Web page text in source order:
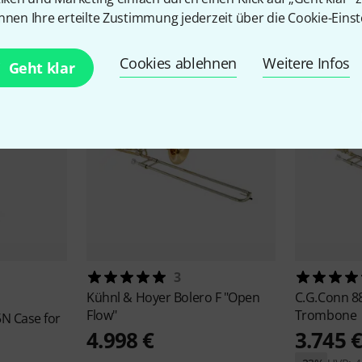
Ihre erteilte Zustimmung jederzeit über die Cookie-
Geht klar Cookies ablehnen Weitere Infos
& passende
Case for
3
Kühnl & Hoyer Bolero F "Open
Flow"
4.998 €
C.G.Conn
Trombone
3.745 €